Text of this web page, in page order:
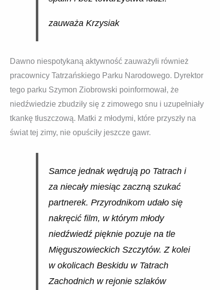
zauważa Krzysiak
Dawno niespotykaną aktywność zauważyli również
pracownicy Tatrzańskiego Parku Narodowego. Dyrektor
tego parku Szymon Ziobrowski poinformował, że
niedźwiedzie zbudziły się z zimowego snu i uzupełniały
tkankę tłuszczową. Matki z młodymi, które przyszły na
świat tej zimy, nie opuściły jeszcze gawr.
Samce jednak wędrują po Tatrach i
za niecały miesiąc zaczną szukać
partnerek. Przyrodnikom udało się
nakręcić film, w którym młody
niedźwiedź pięknie pozuje na tle
Mięguszowieckich Szczytów. Z kolei
w okolicach Beskidu w Tatrach
Zachodnich w rejonie szlaków